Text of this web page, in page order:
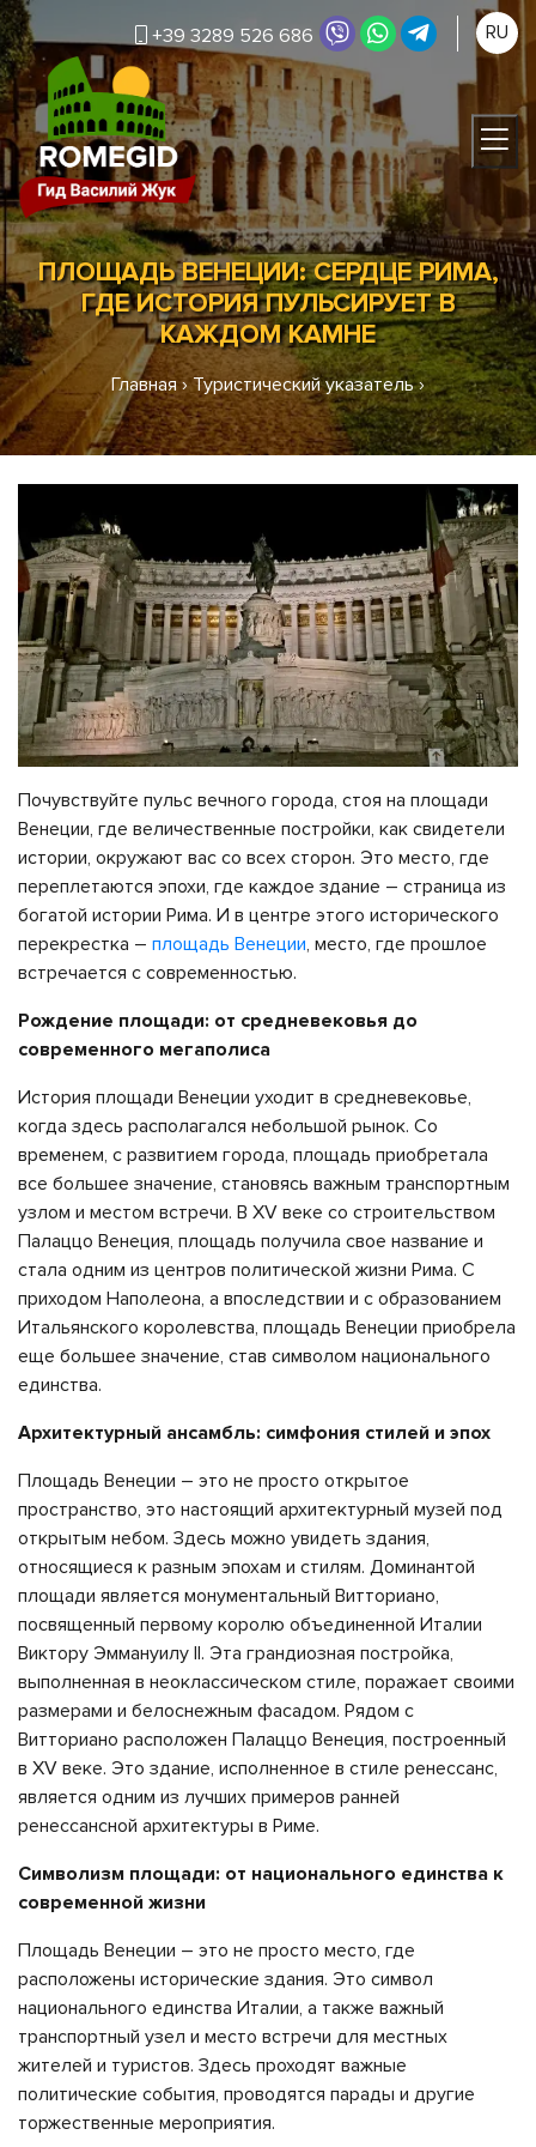
+39 3289 526 686 RU
ПЛОЩАДЬ ВЕНЕЦИИ: СЕРДЦЕ РИМА,
ГДЕ ИСТОРИЯ ПУЛЬСИРУЕТ В
КАЖДОМ КАМНЕ
Главная ›Туристический указатель›
Почувствуйте пульс вечного города, стоя на площади
Венеции, где величественные постройки, как свидетели
истории, окружают вас со всех сторон. Это место, где
переплетаются эпохи, где каждое здание – страница из
богатой истории Рима. И в центре этого исторического
перекрестка – площадь Венеции, место, где прошлое
встречается с современностью.
Рождение площади: от средневековья до
современного мегаполиса
История площади Венеции уходит в средневековье,
когда здесь располагался небольшой рынок. Со
временем, с развитием города, площадь приобретала
все большее значение, становясь важным транспортным
узлом и местом встречи. В XV веке со строительством
Палаццо Венеция, площадь получила свое название и
стала одним из центров политической жизни Рима. С
приходом Наполеона, а впоследствии и с образованием
Итальянского королевства, площадь Венеции приобрела
еще большее значение, став символом национального
единства.
Архитектурный ансамбль: симфония стилей и эпох
Площадь Венеции – это не просто открытое
пространство, это настоящий архитектурный музей под
открытым небом. Здесь можно увидеть здания,
относящиеся к разным эпохам и стилям. Доминантой
площади является монументальный Витториано,
посвященный первому королю объединенной Италии
Виктору Эммануилу II. Эта грандиозная постройка,
выполненная в неоклассическом стиле, поражает своими
размерами и белоснежным фасадом. Рядом с
Витториано расположен Палаццо Венеция, построенный
в XV веке. Это здание, исполненное в стиле ренессанс,
является одним из лучших примеров ранней
ренессансной архитектуры в Риме.
Символизм площади: от национального единства к
современной жизни
Площадь Венеции – это не просто место, где
расположены исторические здания. Это символ
национального единства Италии, а также важный
транспортный узел и место встречи для местных
жителей и туристов. Здесь проходят важные
политические события, проводятся парады и другие
торжественные мероприятия.